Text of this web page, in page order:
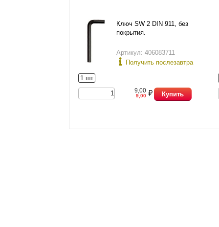
Ключ SW 2 DIN 911, без
покрытия.
Артикул: 406083711
Получить послезавтра
1 шт
9,00
9,00 Купить